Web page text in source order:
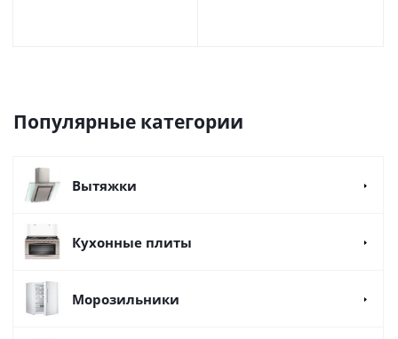
Популярные категории
Вытяжки
Кухонные плиты
Морозильники